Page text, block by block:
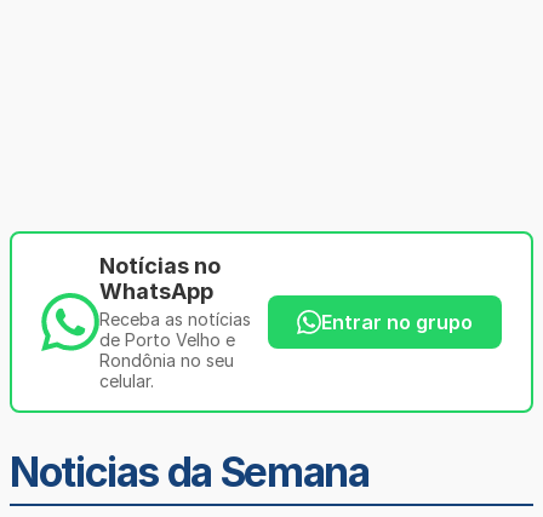
Notícias no
WhatsApp
Receba as notícias
de Porto Velho e
Rondônia no seu
celular.
Entrar no grupo
Noticias da Semana